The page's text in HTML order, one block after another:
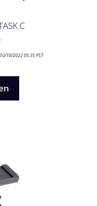
C
10/2022 05:35 PST-